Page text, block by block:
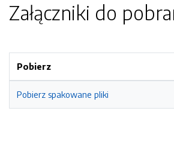
Załączniki do
Pobierz
Pobierz spakowane pliki